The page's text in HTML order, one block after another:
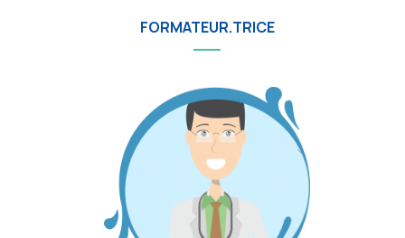
FORMATEUR.TRICE